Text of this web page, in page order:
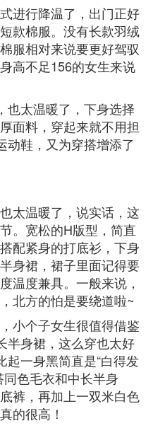
进行降温了，出门正好
款棉服。没有长款羽绒
服相对来说要更好驾驭
高不足156的女生来说
也太温暖了，下身选择
面料，穿起来就不用担
动鞋，又为穿搭增添了
太温暖了，说实话，这
。宽松的H版型，简直
配紧身的打底衫，下身
身裙，裙子里面记得要
温度兼具。一般来说，
北方的怕是要绕道啦~
小个子女生很值得借鉴
半身裙，这么穿也太好
一身黑简直是“白得发
色毛衣和中长半身
裤，再加上一双米白色
的很高！